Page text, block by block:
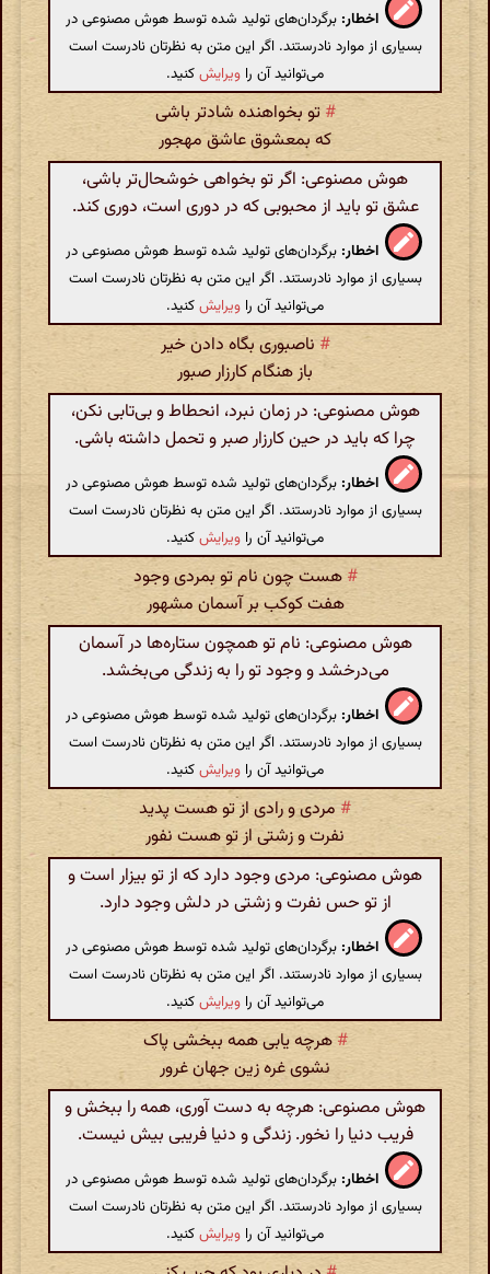
اخطار: برگردان‌های تولید شده توسط هوش مصنوعی در
بسیاری از موارد نادرستند. اگر این متن به نظرتان نادرست است
می‌توانید آن را ویرایشکنید.
# تو بخواهنده شادتر باشی
که بمعشوق عاشق مهجور
هوش مصنوعی: اگر تو بخواهی خوشحال‌تر باشی،
عشق تو باید از محبوبی که در دوری است، دوری کند.
اخطار: برگردان‌های تولید شده توسط هوش مصنوعی در
بسیاری از موارد نادرستند. اگر این متن به نظرتان نادرست است
می‌توانید آن را ویرایشکنید.
# ناصبوری بگاه دادن خیر
باز هنگام کارزار صبور
هوش مصنوعی: در زمان نبرد، انحطاط و بی‌تابی نکن،
چرا که باید در حین کارزار صبر و تحمل داشته باشی.
اخطار: برگردان‌های تولید شده توسط هوش مصنوعی در
بسیاری از موارد نادرستند. اگر این متن به نظرتان نادرست است
می‌توانید آن را ویرایشکنید.
# هست چون نام تو بمردی وجود
هفت کوکب بر آسمان مشهور
هوش مصنوعی: نام تو همچون ستاره‌ها در آسمان
می‌درخشد و وجود تو را به زندگی می‌بخشد.
اخطار: برگردان‌های تولید شده توسط هوش مصنوعی در
بسیاری از موارد نادرستند. اگر این متن به نظرتان نادرست است
می‌توانید آن را ویرایشکنید.
# مردی و رادی از تو هست پدید
نفرت و زشتی از تو هست نفور
هوش مصنوعی: مردی وجود دارد که از تو بیزار است و
از تو حس نفرت و زشتی در دلش وجود دارد.
اخطار: برگردان‌های تولید شده توسط هوش مصنوعی در
بسیاری از موارد نادرستند. اگر این متن به نظرتان نادرست است
می‌توانید آن را ویرایشکنید.
#هرچه یابی همه ببخشی پاک
نشوی غره زین جهان غرور
هوش مصنوعی: هرچه به دست آوری، همه را ببخش و
فریب دنیا را نخور. زندگی و دنیا فریبی بیش نیست.
اخطار: برگردان‌های تولید شده توسط هوش مصنوعی در
بسیاری از موارد نادرستند. اگر این متن به نظرتان نادرست است
می‌توانید آن را ویرایشکنید.